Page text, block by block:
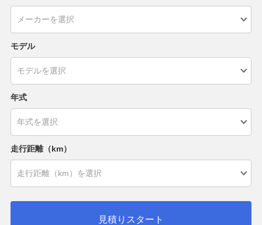
モデル
年式
走行距離（km）
見積りスタート